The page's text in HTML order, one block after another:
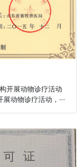
开展动物诊疗活动
动物诊疗活动，···